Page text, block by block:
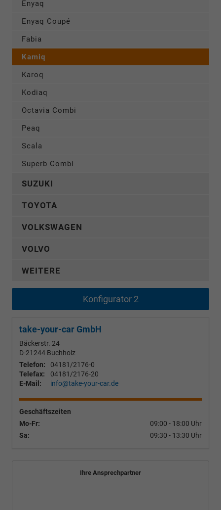
Enyaq
Enyaq Coupé
Fabia
Kamiq
Karoq
Kodiaq
Octavia Combi
Peaq
Scala
Superb Combi
SUZUKI
TOYOTA
VOLKSWAGEN
VOLVO
WEITERE
Konfigurator 2
take-your-car GmbH
Bäckerstr. 24
D-21244 Buchholz
Telefon:
04181/2176-0
Telefax:
04181/2176-20
E-Mail:
info@take-your-car.de
Geschäftszeiten
Mo-Fr:
09:00 - 18:00 Uhr
Sa:
09:30 - 13:30 Uhr
Ihre Ansprechpartner